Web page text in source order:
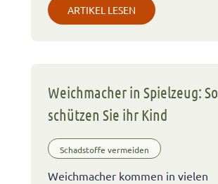
ARTIKEL LESEN
Weichmacher in Spielzeug: So
schützen Sie ihr Kind
Schadstoffe vermeiden
Weichmacher kommen in vielen